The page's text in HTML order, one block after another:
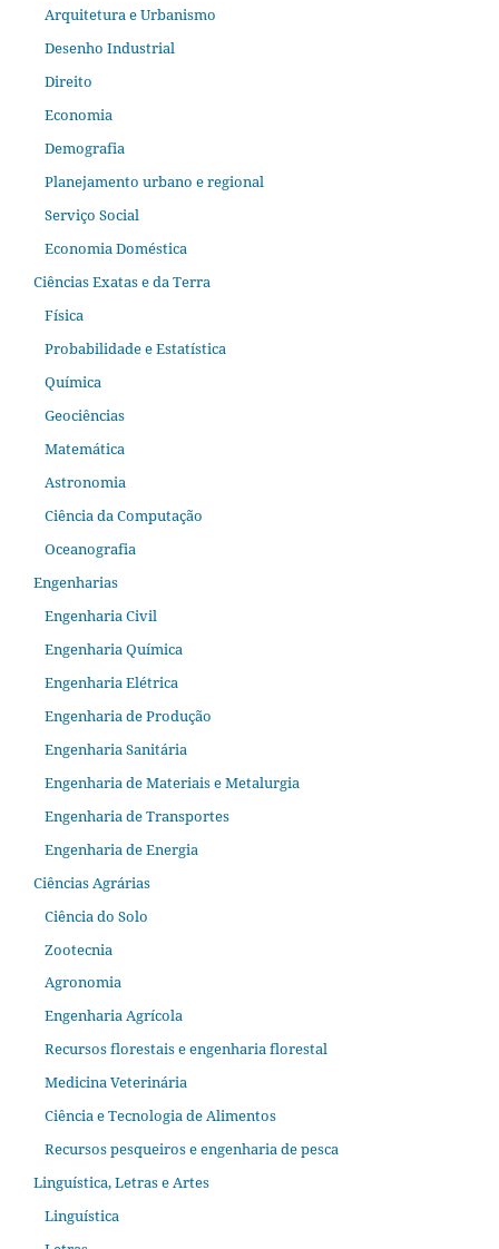
Arquitetura e Urbanismo
Desenho Industrial
Direito
Economia
Demografia
Planejamento urbano e regional
Serviço Social
Economia Doméstica
Ciências Exatas e da Terra
Física
Probabilidade e Estatística
Química
Geociências
Matemática
Astronomia
Ciência da Computação
Oceanografia
Engenharias
Engenharia Civil
Engenharia Química
Engenharia Elétrica
Engenharia de Produção
Engenharia Sanitária
Engenharia de Materiais e Metalurgia
Engenharia de Transportes
Engenharia de Energia
Ciências Agrárias
Ciência do Solo
Zootecnia
Agronomia
Engenharia Agrícola
Recursos florestais e engenharia florestal
Medicina Veterinária
Ciência e Tecnologia de Alimentos
Recursos pesqueiros e engenharia de pesca
Linguística, Letras e Artes
Linguística